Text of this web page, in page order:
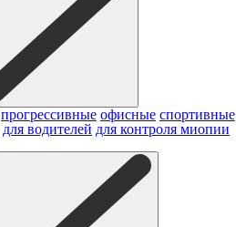
прогрессивные офисные спортивные
для водителей для контроля миопии